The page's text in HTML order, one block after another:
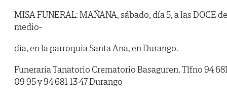
MISA FUNERAL: MAÑANA, sábado, día 5, a las DOCE
medio-
día, en la parroquia Santa Ana, en Durango.
Funeraria Tanatorio Crematorio Basaguren. Tlfno 94
09 95 y 94 681 13 47 Durango